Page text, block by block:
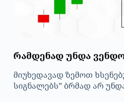
რამდენად უნდა
მიუხედავად ზემოთ
სიგნალებს” ბრმად არ